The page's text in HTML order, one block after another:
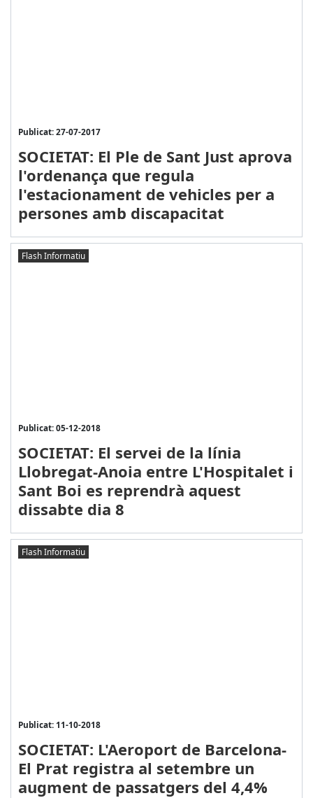
Publicat: 27-07-2017
SOCIETAT: El Ple de Sant Just aprova
l'ordenança que regula
l'estacionament de vehicles per a
persones amb discapacitat
Flash Informatiu
Publicat: 05-12-2018
SOCIETAT: El servei de la línia
Llobregat-Anoia entre L'Hospitalet i
Sant Boi es reprendrà aquest
dissabte dia 8
Flash Informatiu
Publicat: 11-10-2018
SOCIETAT: L'Aeroport de Barcelona-
El Prat registra al setembre un
augment de passatgers del 4,4%